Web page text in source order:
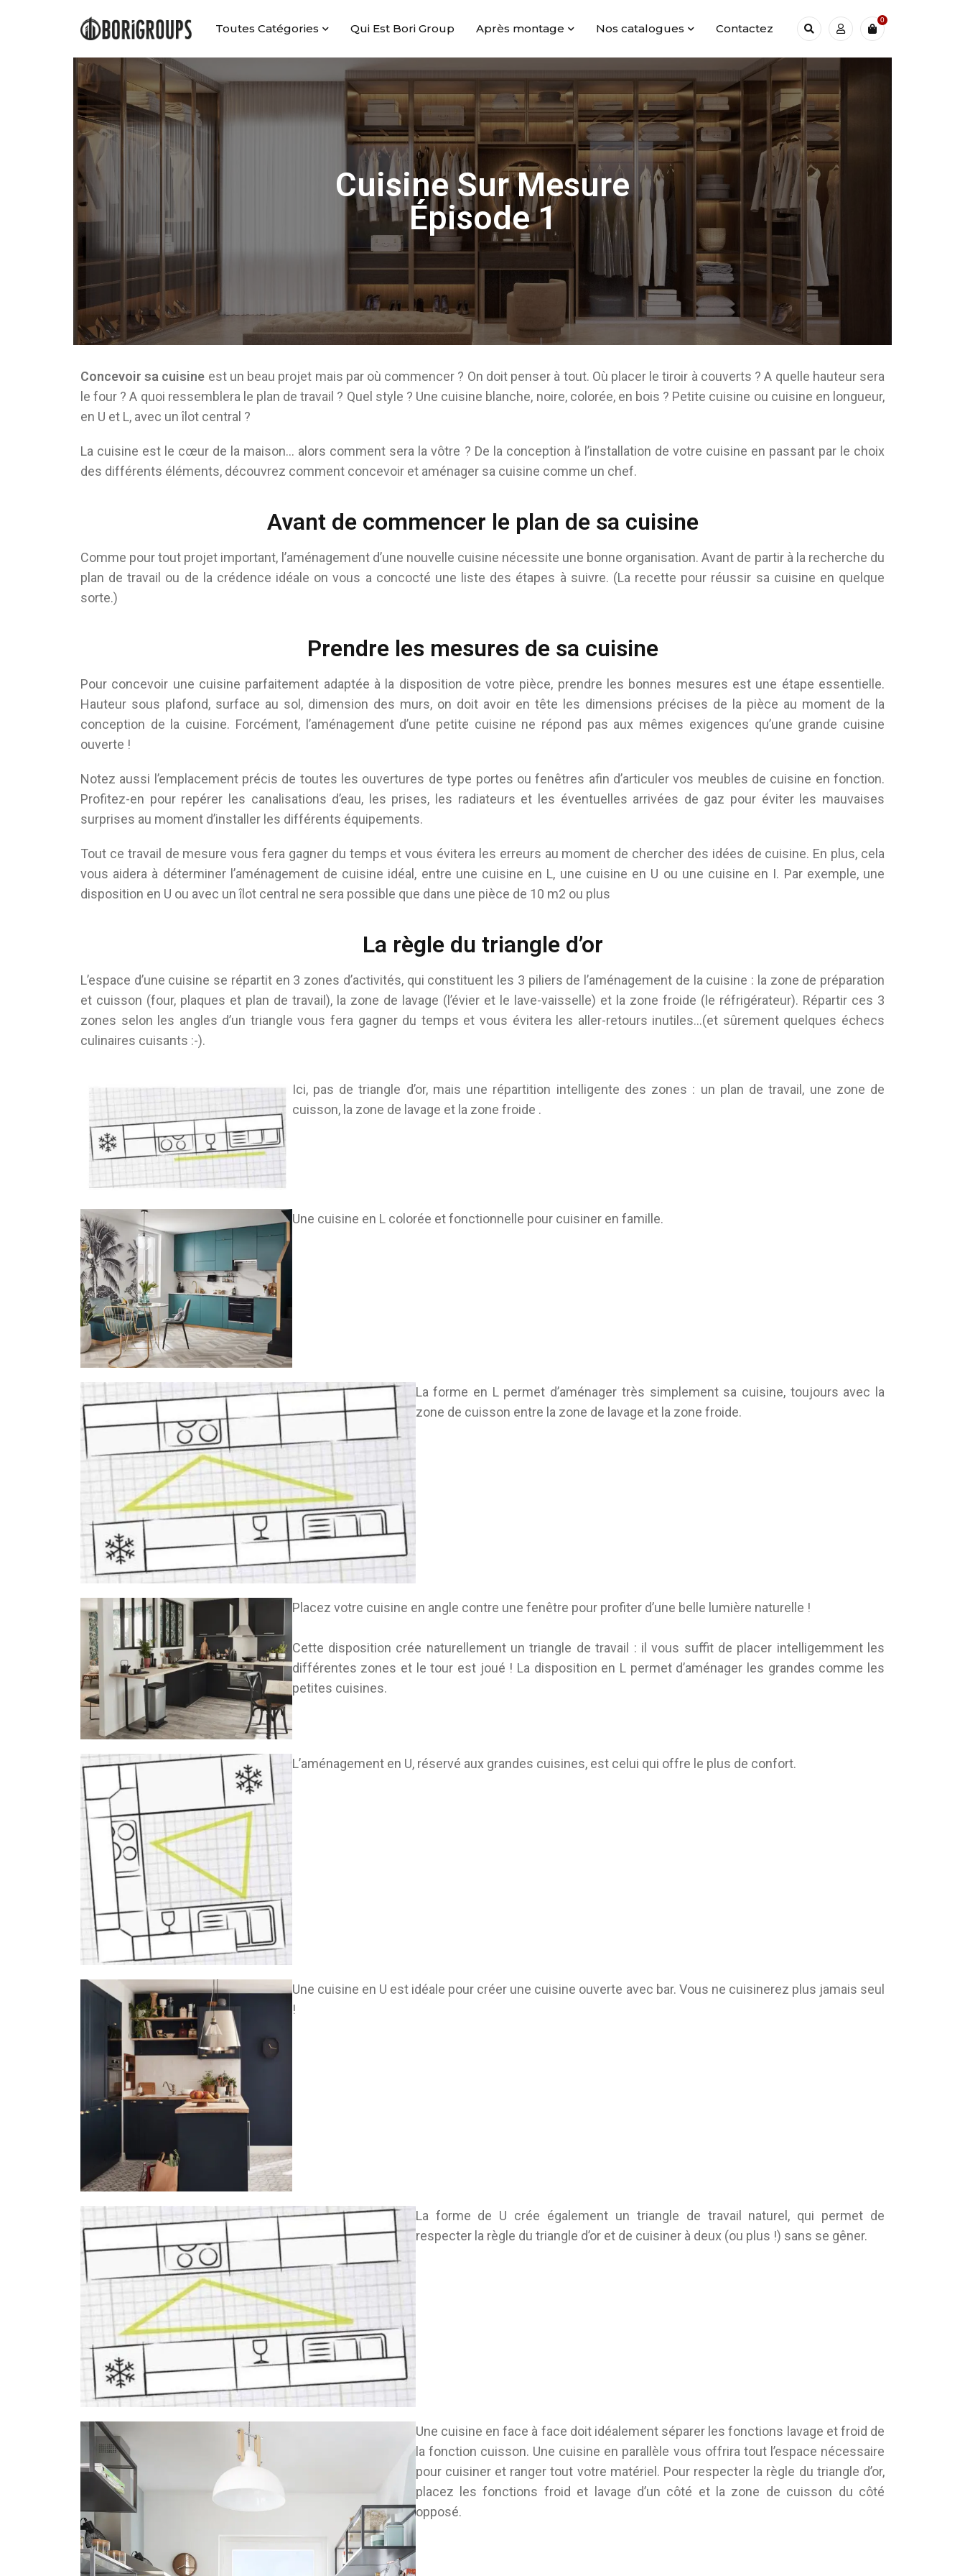
Toutes Catégories Qui Est Bori Group Après montage Nos catalogues Contactez
0
Cuisine Sur Mesure
Épisode 1
Concevoir sa cuisine est un beau projet mais par où commencer ? On doit penser à tout. Où placer le tiroir à couverts ? A quelle hauteur sera
le four ? A quoi ressemblera le plan de travail ? Quel style ? Une cuisine blanche, noire, colorée, en bois ? Petite cuisine ou cuisine en longueur,
en U et L, avec un îlot central ?
La cuisine est le cœur de la maison… alors comment sera la vôtre ? De la conception à l’installation de votre cuisine en passant par le choix
des différents éléments, découvrez comment concevoir et aménager sa cuisine comme un chef.
Avant de commencer le plan de sa cuisine
Comme pour tout projet important, l’aménagement d’une nouvelle cuisine nécessite une bonne organisation. Avant de partir à la recherche du
plan de travail ou de la crédence idéale on vous a concocté une liste des étapes à suivre. (La recette pour réussir sa cuisine en quelque
sorte.)
Prendre les mesures de sa cuisine
Pour concevoir une cuisine parfaitement adaptée à la disposition de votre pièce, prendre les bonnes mesures est une étape essentielle.
Hauteur sous plafond, surface au sol, dimension des murs, on doit avoir en tête les dimensions précises de la pièce au moment de la
conception de la cuisine. Forcément, l’aménagement d’une petite cuisine ne répond pas aux mêmes exigences qu’une grande cuisine
ouverte !
Notez aussi l’emplacement précis de toutes les ouvertures de type portes ou fenêtres afin d’articuler vos meubles de cuisine en fonction.
Profitez-en pour repérer les canalisations d’eau, les prises, les radiateurs et les éventuelles arrivées de gaz pour éviter les mauvaises
surprises au moment d’installer les différents équipements.
Tout ce travail de mesure vous fera gagner du temps et vous évitera les erreurs au moment de chercher des idées de cuisine. En plus, cela
vous aidera à déterminer l’aménagement de cuisine idéal, entre une cuisine en L, une cuisine en U ou une cuisine en I. Par exemple, une
disposition en U ou avec un îlot central ne sera possible que dans une pièce de 10 m2 ou plus
La règle du triangle d’or
L’espace d’une cuisine se répartit en 3 zones d’activités, qui constituent les 3 piliers de l’aménagement de la cuisine : la zone de préparation
et cuisson (four, plaques et plan de travail), la zone de lavage (l’évier et le lave-vaisselle) et la zone froide (le réfrigérateur). Répartir ces 3
zones selon les angles d’un triangle vous fera gagner du temps et vous évitera les aller-retours inutiles…(et sûrement quelques échecs
culinaires cuisants :-).
Ici, pas de triangle d’or, mais une répartition intelligente des zones : un plan de travail, une zone de
cuisson, la zone de lavage et la zone froide .
Une cuisine en L colorée et fonctionnelle pour cuisiner en famille.
La forme en L permet d’aménager très simplement sa cuisine, toujours avec la
zone de cuisson entre la zone de lavage et la zone froide.
Placez votre cuisine en angle contre une fenêtre pour profiter d’une belle lumière naturelle !
Cette disposition crée naturellement un triangle de travail : il vous suffit de placer intelligemment les
différentes zones et le tour est joué ! La disposition en L permet d’aménager les grandes comme les
petites cuisines.
L’aménagement en U, réservé aux grandes cuisines, est celui qui offre le plus de confort.
Une cuisine en U est idéale pour créer une cuisine ouverte avec bar. Vous ne cuisinerez plus jamais seul
!
La forme de U crée également un triangle de travail naturel, qui permet de
respecter la règle du triangle d’or et de cuisiner à deux (ou plus !) sans se gêner.
Une cuisine en face à face doit idéalement séparer les fonctions lavage et froid de
la fonction cuisson. Une cuisine en parallèle vous offrira tout l’espace nécessaire
pour cuisiner et ranger tout votre matériel. Pour respecter la règle du triangle d’or,
placez les fonctions froid et lavage d’un côté et la zone de cuisson du côté
opposé.